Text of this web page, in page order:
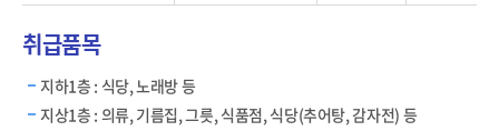
취급품목
지하1층 : 식당, 노래방 등
지상1층 : 의류, 기름집, 그릇, 식품점, 식당(추어탕, 감자전) 등